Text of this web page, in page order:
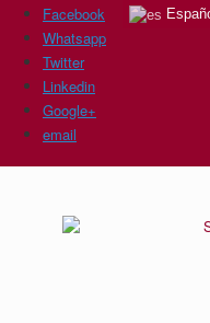
Facebook
Whatsapp
Twitter
Linkedin
Google+
email